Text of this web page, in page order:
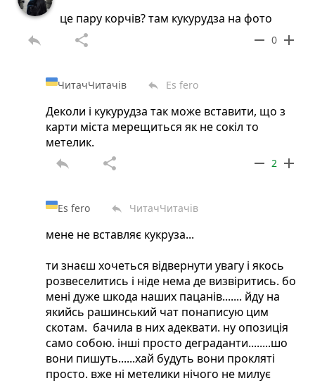
це пару корчів? там кукурудза на фото
reply share remove 0 add
ЧитачЧитачів reply Es fero
Деколи і кукурудза так може вставити, що з
карти міста мерещиться як не сокіл то
метелик.
reply share remove 2 add
Es fero reply ЧитачЧитачів
мене не вставляє кукруза...
ти знаєш хочеться відвернути увагу і якось
розвеселитись і ніде нема де визвіритись. бо
мені дуже шкода наших пацанів....... йду на
якийсь рашинський чат понаписую цим
скотам. бачила в них адеквати. ну опозиція
само собою. інші просто деграданти........шо
вони пишуть......хай будуть вони прокляті
просто. вже ні метелики нічого не милує